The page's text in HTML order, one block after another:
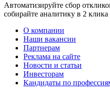
Автоматизируйте сбор
собирайте аналитику в 2 клика
О компании
Наши вакансии
Партнерам
Реклама на сайте
Новости и статьи
Инвесторам
Кандидаты по